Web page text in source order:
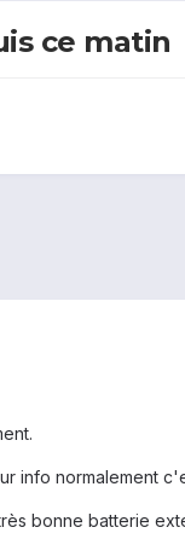
ce matin
info normalement
bonne batterie